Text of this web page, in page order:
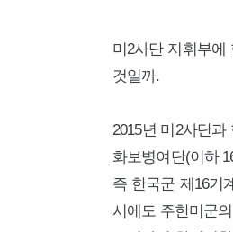
미2사단 지휘부에
것일까.
2015년 미2사단
화보병여단(이하
즉 한국군 제16기
시에도 주한미군